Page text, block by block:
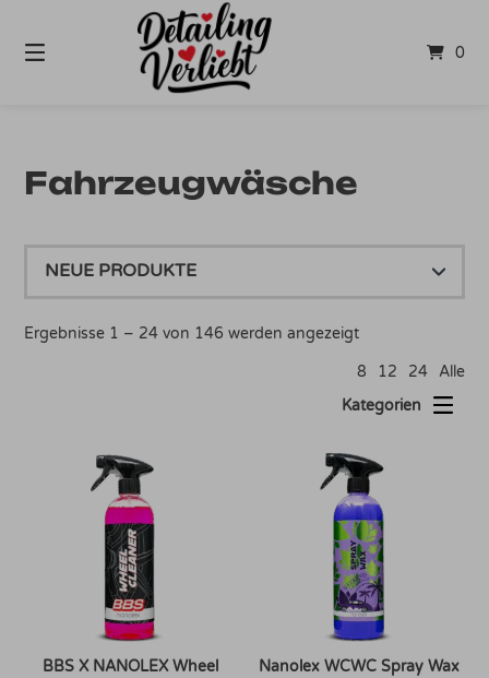
Inhalt
0
Fahrzeugwäsche
Ergebnisse 1 – 24 von 146 werden angezeigtNach
sortiert
8 12 24 Alle
BBS X NANOLEX Wheel
Nanolex WCWC Spray Wax
Kategorien